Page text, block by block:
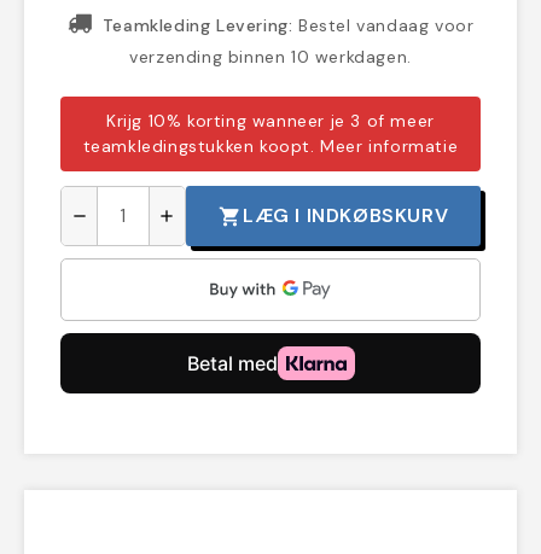
Teamkleding Levering: Bestel vandaag voor
verzending binnen 10 werkdagen.
Krijg 10% korting wanneer je 3 of meer
teamkledingstukken koopt.Meer informatie
remove add shopping_cart LÆG I INDKØBSKURV